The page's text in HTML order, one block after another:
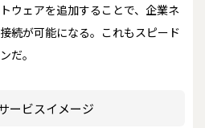
ウェアを追加することで、企業ネ
続が可能になる。これもスピード
だ。
ービスイメージ